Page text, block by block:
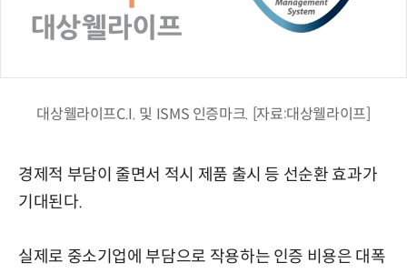
대상웰라이프C.I. 및 ISMS 인증마크. [자료:대상웰라이프]
경제적 부담이 줄면서 적시 제품 출시 등 선순환 효과가
기대된다.
실제로 중소기업에 부담으로 작용하는 인증 비용은 대폭